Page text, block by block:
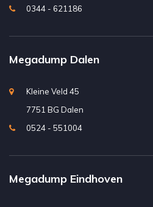
0344 - 621186
Megadump Dalen
Kleine Veld 45
7751 BG Dalen
0524 - 551004
Megadump Eindhoven